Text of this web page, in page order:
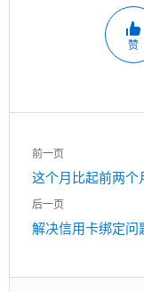
赞
文
章
导
航
前一页
上
一
这个月比起前两个
后一页
下
解决信用卡绑定问